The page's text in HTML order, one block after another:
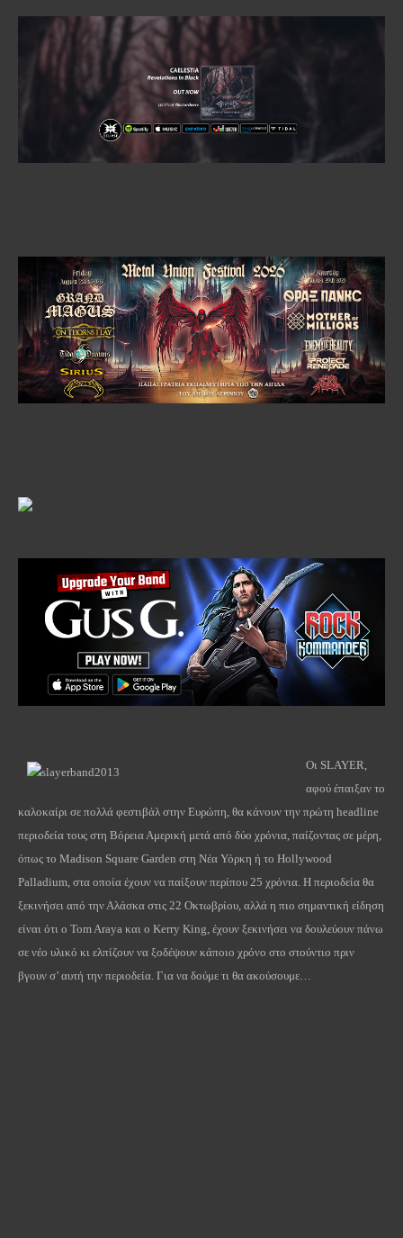
Οι SLAYER,
αφού έπαιξαν το
καλοκαίρι σε πολλά φεστιβάλ στην Ευρώπη, θα κάνουν την πρώτη headline
περιοδεία τους στη Βόρεια Αμερική μετά από δύο χρόνια, παίζοντας σε μέρη,
όπως το Madison Square Garden στη Νέα Υόρκη ή το Hollywood
Palladium, στα οποία έχουν να παίξουν περίπου 25 χρόνια. Η περιοδεία θα
ξεκινήσει από την Αλάσκα στις 22 Οκτωβρίου, αλλά η πιο σημαντική είδηση
είναι ότι ο Tom Araya και ο Kerry King, έχουν ξεκινήσει να δουλεύουν πάνω
σε νέο υλικό κι ελπίζουν να ξοδέψουν κάποιο χρόνο στο στούντιο πριν
βγουν σ’ αυτή την περιοδεία. Για να δούμε τι θα ακούσουμε…